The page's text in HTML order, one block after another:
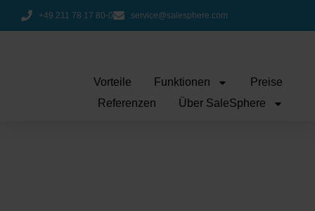
+49 211 78 17 80-0 service@salesphere.com
Vorteile Funktionen
Preise
Referenzen
Über SaleSphere